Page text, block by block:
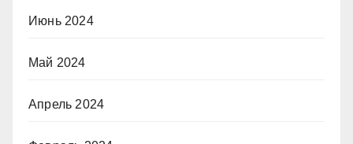
Июнь 2024
Май 2024
Апрель 2024